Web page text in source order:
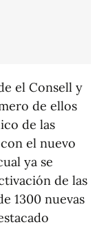
el Consell y
de ellos
de las
el nuevo
ya se
de las
1300 nuevas